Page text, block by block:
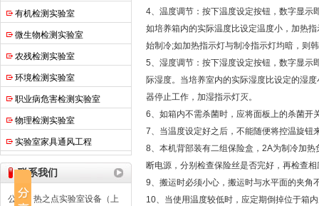
有机检测实验室
微生物检测实验室
农残检测实验室
环境检测实验室
职业病危害检测实验室
物理检测实验室
实验室家具通风工程
联系我们
公司：热之点实验室设备（上
4、温度调节：按下温度设定按钮，数字显示
如培养箱内的实际温度比设定温度小，加热
始制冷;如加热指示灯与制冷指示灯均暗，则
5、湿度调节：按下湿度设定按钮，数字显示
际湿度。当培养室内的实际湿度比设定的湿
器停止工作，加湿指示灯灭。
6、如箱内不需杀菌时，应将面板上的杀菌开
7、当温度设定好之后，不能随便将控温旋钮
8、本机背部装有二组保险盒，2A为制冷加
断电源，分别检查保险丝是否完好，再检查
9、搬运时必须小心，搬运时与水平面的夹角
10、当使用温度较低时，应定期倒掉位于箱